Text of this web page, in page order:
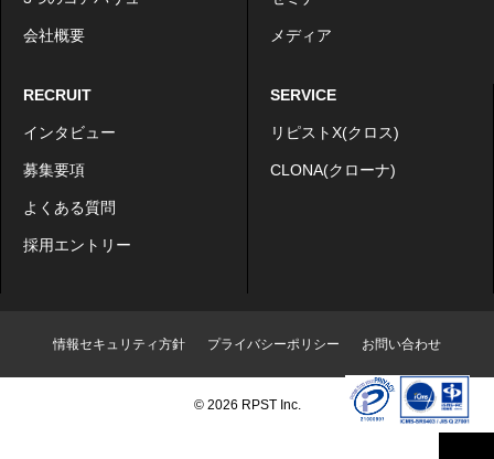
会社概要 メディア
RECRUIT
インタビュー
募集要項
よくある質問
採用エントリー
SERVICE
リピストX(クロス)
CLONA(クローナ)
情報セキュリティ方針 プライバシーポリシー お問い合わせ
© 2026 RPST Inc.